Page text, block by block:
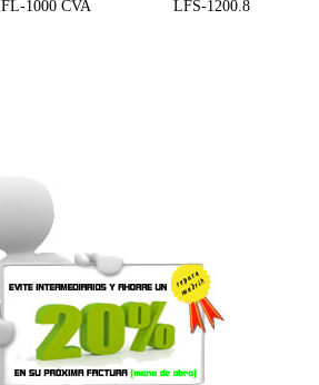
FL-1000 CVA
LFS-1200.8